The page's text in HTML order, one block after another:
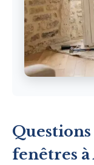
fenêtres